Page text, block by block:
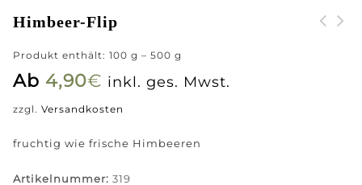
Himbeer-Flip
Produkt enthält: 100 g – 500 g
Ab 4,90€ inkl. ges. Mwst.
zzgl. Versandkosten
fruchtig wie frische Himbeeren
Artikelnummer: 319